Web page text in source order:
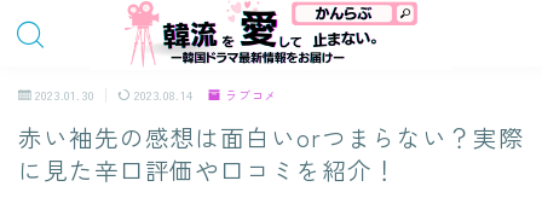
2023.01.30 2023.08.14 ラブコメ
赤い袖先の感想は面白いorつまらない？実際
に見た辛口評価や口コミを紹介！